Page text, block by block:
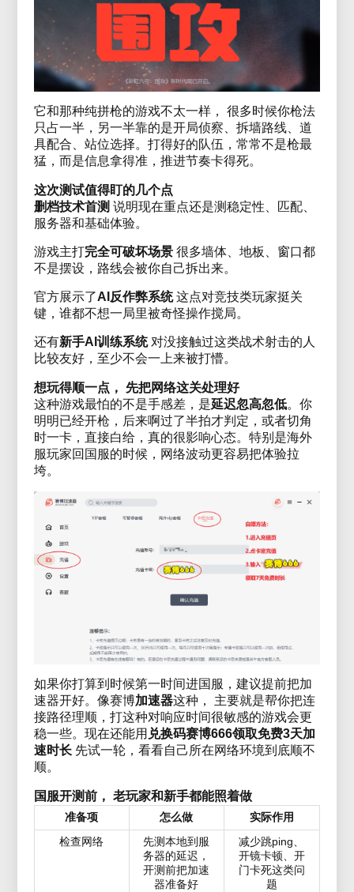
它和那种纯拼枪的游戏不太一样， 很多时候你枪法
只占一半，另一半靠的是开局侦察、拆墙路线、道
具配合、站位选择。打得好的队伍，常常不是枪最
猛，而是信息拿得准，推进节奏卡得死。
这次测试值得盯的几个点
删档技术首测 说明现在重点还是测稳定性、匹配、
服务器和基础体验。
游戏主打完全可破坏场景很多墙体、地板、窗口都
不是摆设，路线会被你自己拆出来。
官方展示了AI反作弊系统这点对竞技类玩家挺关
键，谁都不想一局里被奇怪操作搅局。
还有新手AI训练系统对没接触过这类战术射击的人
比较友好，至少不会一上来被打懵。
想玩得顺一点， 先把网络这关处理好
这种游戏最怕的不是手感差，是延迟忽高忽低。你
明明已经开枪，后来啊过了半拍才判定，或者切角
时一卡，直接白给，真的很影响心态。特别是海外
服玩家回国服的时候，网络波动更容易把体验拉
垮。
如果你打算到时候第一时间进国服，建议提前把加
速器开好。像赛博加速器这种， 主要就是帮你把连
接路径理顺，打这种对响应时间很敏感的游戏会更
稳一些。现在还能用 兑换码赛博666领取免费3天加
速时长先试一轮，看看自己所在网络环境到底顺不
顺。
国服开测前， 老玩家和新手都能照着做
准备项 怎么做
实际作用
检查网络
先测本地到服
务器的延迟，
开测前把加速
器准备好
减少跳ping、
开镜卡顿、开
门卡死这类问
题